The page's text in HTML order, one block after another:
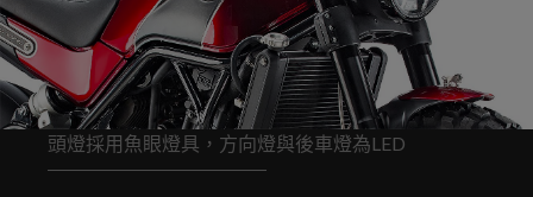
頭燈採用魚眼燈具，方向燈與後車燈為LED